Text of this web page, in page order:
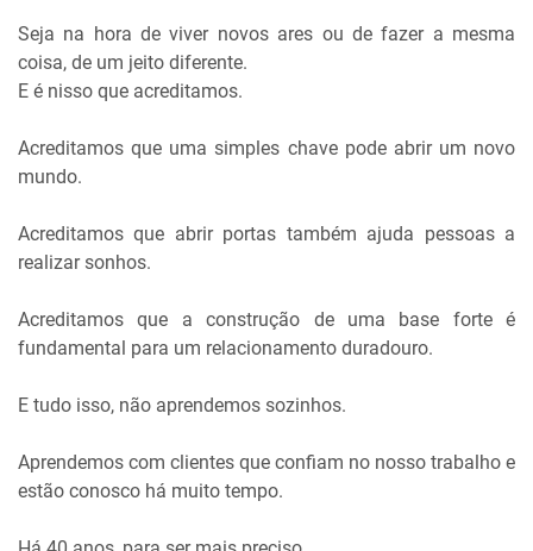
Seja na hora de viver novos ares ou de fazer a mesma
coisa, de um jeito diferente.
E é nisso que acreditamos.
Acreditamos que uma simples chave pode abrir um novo
mundo.
Acreditamos que abrir portas também ajuda pessoas a
realizar sonhos.
Acreditamos que a construção de uma base forte é
fundamental para um relacionamento duradouro.
E tudo isso, não aprendemos sozinhos.
Aprendemos com clientes que confiam no nosso trabalho e
estão conosco há muito tempo.